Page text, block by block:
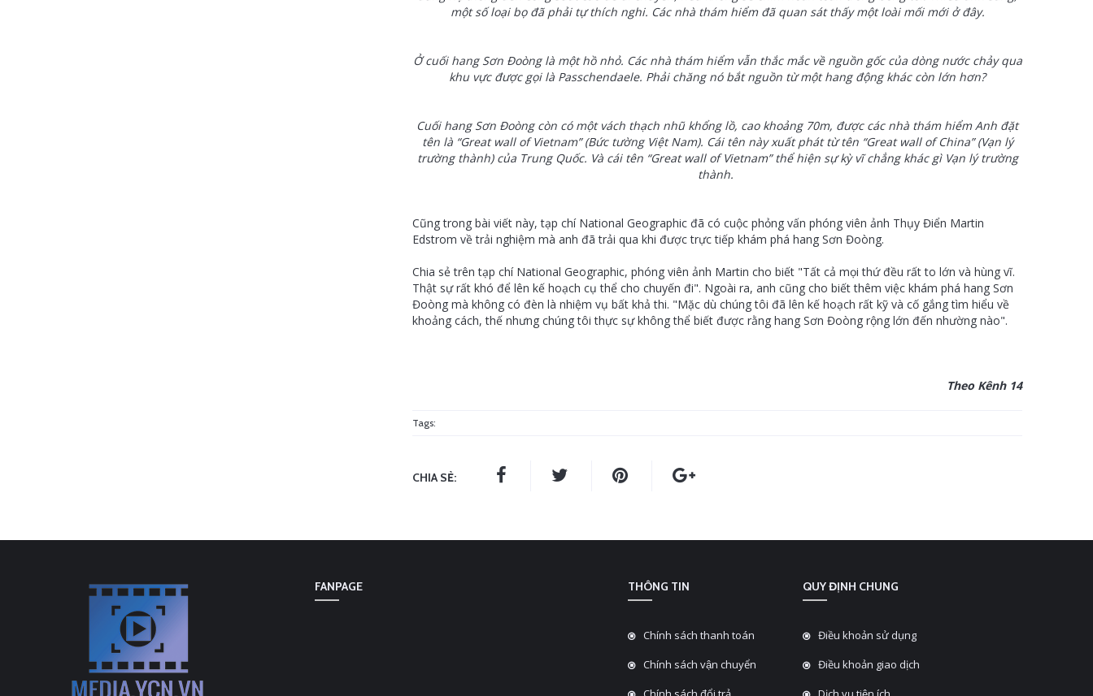
một số loại bọ đã phải tự thích nghi. Các nhà thám hiểm đã quan sát thấy một loài mối mới ở đây.
Ở cuối hang Sơn Đoòng là một hồ nhỏ. Các nhà thám hiểm vẫn thắc mắc về nguồn gốc của dòng nước chảy qua
khu vực được gọi là Passchendaele. Phải chăng nó bắt nguồn từ một hang động khác còn lớn hơn?
Cuối hang Sơn Đoòng còn có một vách thạch nhũ khổng lồ, cao khoảng 70m, được các nhà thám hiểm Anh đặt
tên là “Great wall of Vietnam” (Bức tường Việt Nam). Cái tên này xuất phát từ tên “Great wall of China” (Vạn lý
trường thành) của Trung Quốc. Và cái tên “Great wall of Vietnam” thể hiện sự kỳ vĩ chẳng khác gì Vạn lý trường
thành.
Cũng trong bài viết này, tạp chí National Geographic đã có cuộc phỏng vấn phóng viên ảnh Thụy Điển Martin
Edstrom về trải nghiệm mà anh đã trải qua khi được trực tiếp khám phá hang Sơn Đoòng.
Chia sẻ trên tạp chí National Geographic, phóng viên ảnh Martin cho biết "Tất cả mọi thứ đều rất to lớn và hùng vĩ.
Thật sự rất khó để lên kế hoạch cụ thể cho chuyến đi". Ngoài ra, anh cũng cho biết thêm việc khám phá hang Sơn
Đoòng mà không có đèn là nhiệm vụ bất khả thi. "Mặc dù chúng tôi đã lên kế hoạch rất kỹ và cố gắng tìm hiểu về
khoảng cách, thế nhưng chúng tôi thực sự không thể biết được rằng hang Sơn Đoòng rộng lớn đến nhường nào".
Theo Kênh 14
Tags:
CHIA SẺ:
FANPAGE THÔNG TIN
Chính sách thanh toán
Chính sách vận chuyển
QUY ĐỊNH CHUNG
Điều khoản sử dụng
Điều khoản giao dịch